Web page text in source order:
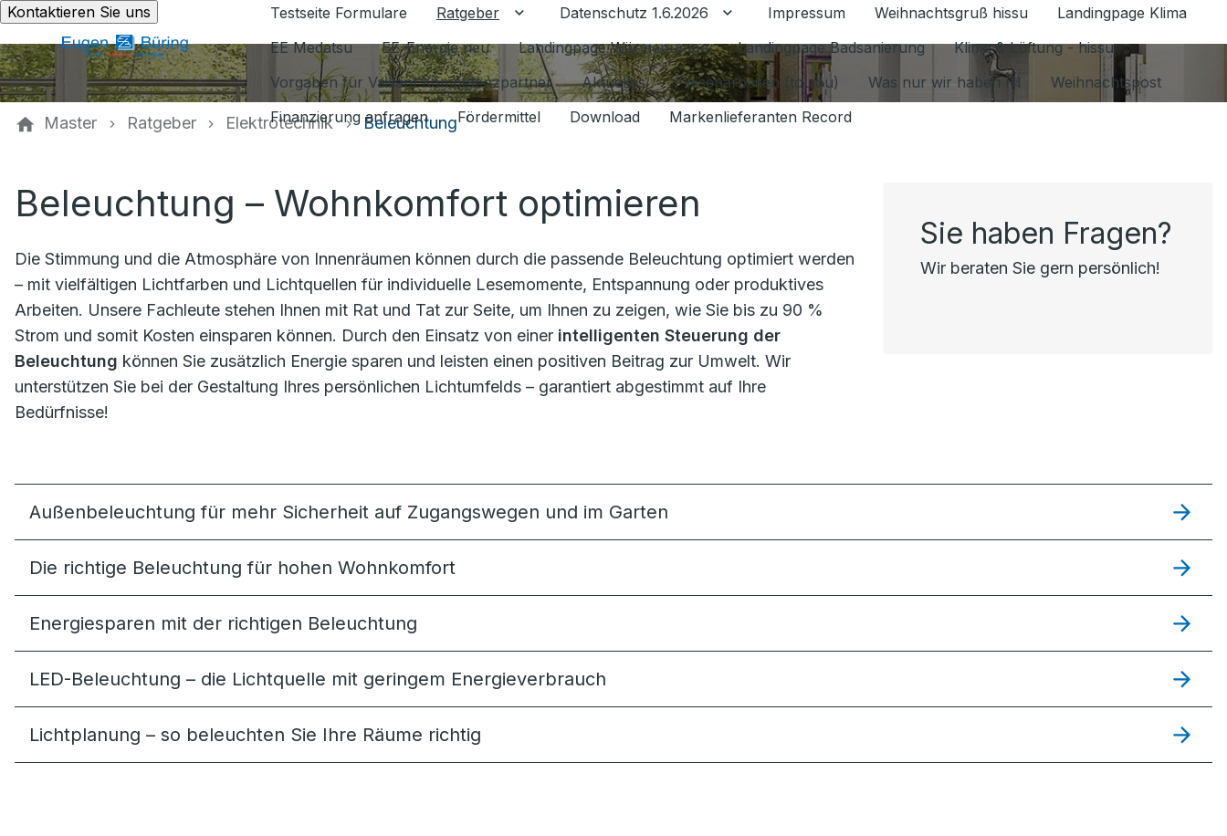
Kontaktieren Sie uns Testseite Formulare Ratgeber Untermenü für Ratgeber umschalten
Datenschutz 1.6.2026 Untermenü für Datenschutz 1.6.2026 umschalten
Impressum Weihnachtsgruß hissu
Landingpage Klima
EE Medatsu
EE-Energie neu Landingpage Wärmepumpe Landingpage Badsanierung
Klima & Lüftung - hissu
Vorgaben für Vaillant Kompetenzpartner
Aktuelles Fliesenarbeiten (toujou) Was nur wir haben HI
Weihnachtspost
Finanzierung anfragen
Fördermittel Download Markenlieferanten Record
Master Ratgeber Elektrotechnik Beleuchtung
Beleuchtung – Wohnkomfort optimieren
Die Stimmung und die Atmosphäre von Innenräumen können durch die passende Beleuchtung optimiert werden
– mit vielfältigen Lichtfarben und Lichtquellen für individuelle Lesemomente, Entspannung oder produktives
Arbeiten. Unsere Fachleute stehen Ihnen mit Rat und Tat zur Seite, um Ihnen zu zeigen, wie Sie bis zu 90 %
Strom und somit Kosten einsparen können. Durch den Einsatz von einer intelligenten Steuerung der
Beleuchtung können Sie zusätzlich Energie sparen und leisten einen positiven Beitrag zur Umwelt. Wir
unterstützen Sie bei der Gestaltung Ihres persönlichen Lichtumfelds – garantiert abgestimmt auf Ihre
Bedürfnisse!
Sie haben Fragen?
Wir beraten Sie gern persönlich!
Außenbeleuchtung für mehr Sicherheit auf Zugangswegen und im Garten
Die richtige Beleuchtung für hohen Wohnkomfort
Energiesparen mit der richtigen Beleuchtung
LED-Beleuchtung – die Lichtquelle mit geringem Energieverbrauch
Lichtplanung – so beleuchten Sie Ihre Räume richtig